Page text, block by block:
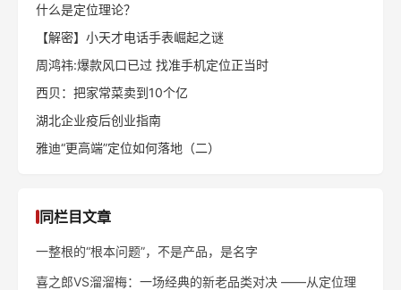
什么是定位理论？
【解密】小天才电话手表崛起之谜
周鸿祎:爆款风口已过 找准手机定位正当时
西贝：把家常菜卖到10个亿
湖北企业疫后创业指南
雅迪“更高端”定位如何落地（二）
同栏目文章
一整根的“根本问题”，不是产品，是名字
喜之郎VS溜溜梅：一场经典的新老品类对决 ——从定位理